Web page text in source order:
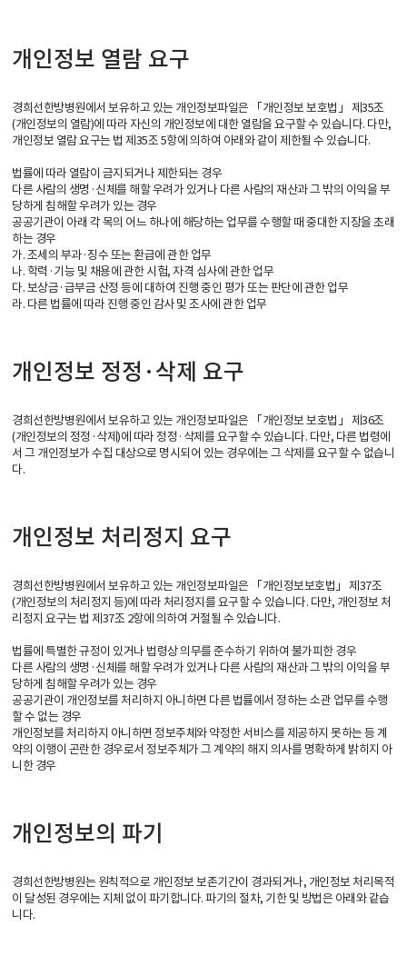
개인정보 열람 요구
경희선한방병원에서 보유하고 있는 개인정보파일은 「개인정보 보호법」 제35조
(개인정보의 열람)에 따라 자신의 개인정보에 대한 열람을 요구할 수 있습니다. 다만,
개인정보 열람 요구는 법 제35조 5항에 의하여 아래와 같이 제한될 수 있습니다.
법률에 따라 열람이 금지되거나 제한되는 경우
다른 사람의 생명·신체를 해할 우려가 있거나 다른 사람의 재산과 그 밖의 이익을 부
당하게 침해할 우려가 있는 경우
공공기관이 아래 각 목의 어느 하나에 해당하는 업무를 수행할 때 중대한 지장을 초래
하는 경우
가. 조세의 부과·징수 또는 환급에 관한 업무
나. 학력·기능 및 채용에 관한 시험, 자격 심사에 관한 업무
다. 보상금·급부금 산정 등에 대하여 진행 중인 평가 또는 판단에 관한 업무
라. 다른 법률에 따라 진행 중인 감사 및 조사에 관한 업무
개인정보 정정·삭제 요구
경희선한방병원에서 보유하고 있는 개인정보파일은 「개인정보 보호법」 제36조
(개인정보의 정정·삭제)에 따라 정정·삭제를 요구할 수 있습니다. 다만, 다른 법령에
서 그 개인정보가 수집 대상으로 명시되어 있는 경우에는 그 삭제를 요구할 수 없습니
다.
개인정보 처리정지 요구
경희선한방병원에서 보유하고 있는 개인정보파일은 「개인정보보호법」 제37조
(개인정보의 처리정지 등)에 따라 처리정지를 요구할 수 있습니다. 다만, 개인정보 처
리정지 요구는 법 제37조 2항에 의하여 거절될 수 있습니다.
법률에 특별한 규정이 있거나 법령상 의무를 준수하기 위하여 불가피한 경우
다른 사람의 생명·신체를 해할 우려가 있거나 다른 사람의 재산과 그 밖의 이익을 부
당하게 침해할 우려가 있는 경우
공공기관이 개인정보를 처리하지 아니하면 다른 법률에서 정하는 소관 업무를 수행
할 수 없는 경우
개인정보를 처리하지 아니하면 정보주체와 약정한 서비스를 제공하지 못하는 등 계
약의 이행이 곤란한 경우로서 정보주체가 그 계약의 해지 의사를 명확하게 밝히지 아
니한 경우
개인정보의 파기
경희선한방병원는 원칙적으로 개인정보 보존기간이 경과되거나, 개인정보 처리목적
이 달성된 경우에는 지체 없이 파기합니다. 파기의 절차, 기한 및 방법은 아래와 같습
니다.